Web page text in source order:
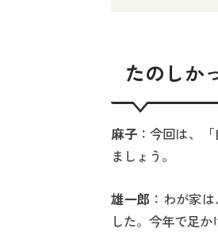
たのしか
麻子：今回は、
ましょう。
雄一郎 ：わが家
した。今年で足か